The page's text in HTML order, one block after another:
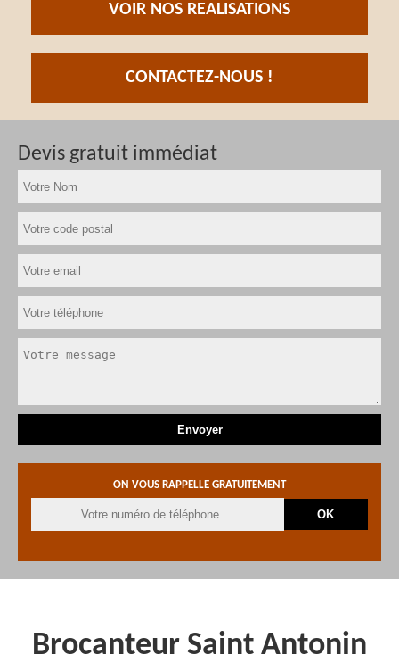
VOIR NOS REALISATIONS
CONTACTEZ-NOUS !
Devis gratuit immédiat
ON VOUS RAPPELLE GRATUITEMENT
Brocanteur Saint Antonin